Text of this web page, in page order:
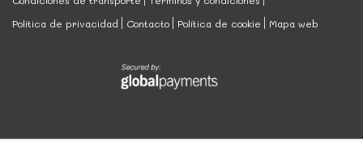
Política de privacidad
Contacto Política de cookie Mapa web